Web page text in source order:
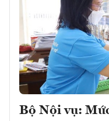
Bộ Nội vụ: